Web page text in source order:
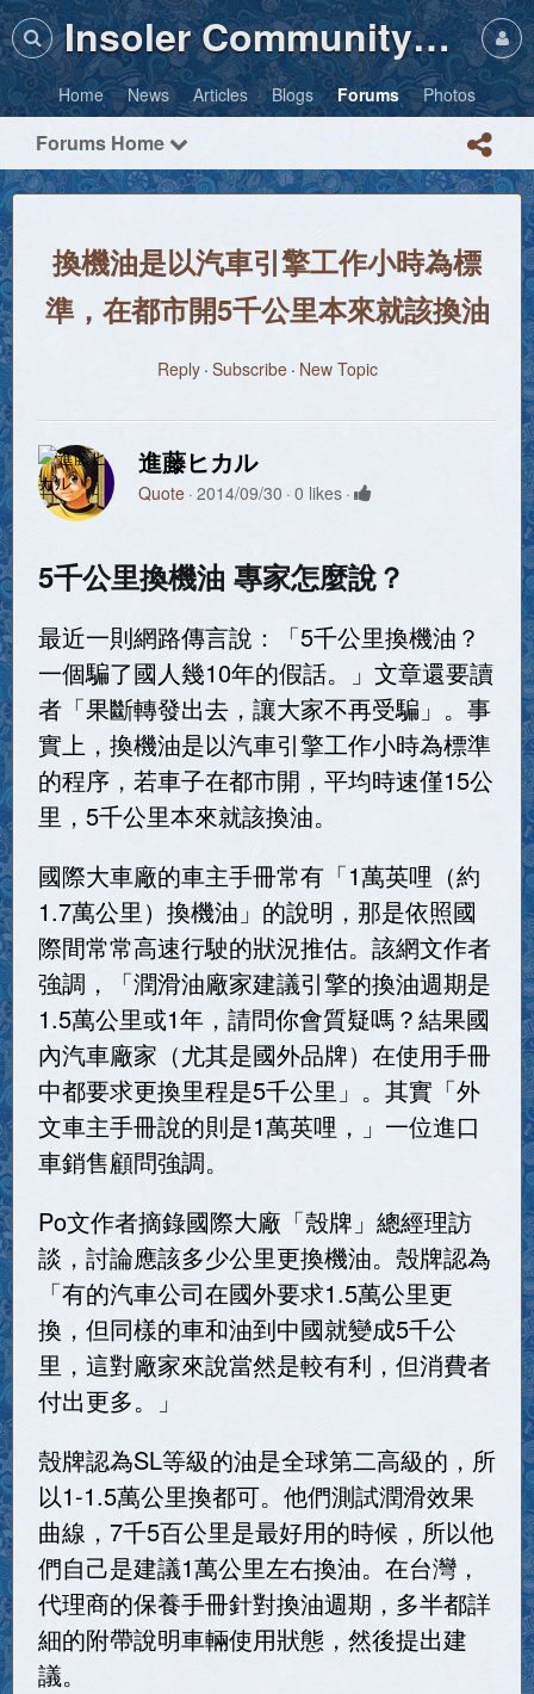
Insoler Community・Photos
Home News Articles Blogs Forums Photos
Forums Home
換機油是以汽車引擎工作小時為標
準，在都市開5千公里本來就該換油
Reply Subscribe New Topic
進藤ヒカル
Quote 2014/09/30 0 likes
5千公里換機油 專家怎麼說？
最近一則網路傳言說：「5千公里換機油？
一個騙了國人幾10年的假話。」文章還要讀
者「果斷轉發出去，讓大家不再受騙」。事
實上，換機油是以汽車引擎工作小時為標準
的程序，若車子在都市開，平均時速僅15公
里，5千公里本來就該換油。
國際大車廠的車主手冊常有「1萬英哩（約
1.7萬公里）換機油」的說明，那是依照國
際間常常高速行駛的狀況推估。該網文作者
強調，「潤滑油廠家建議引擎的換油週期是
1.5萬公里或1年，請問你會質疑嗎？結果國
內汽車廠家（尤其是國外品牌）在使用手冊
中都要求更換里程是5千公里」。其實「外
文車主手冊說的則是1萬英哩，」一位進口
車銷售顧問強調。
Po文作者摘錄國際大廠「殼牌」總經理訪
談，討論應該多少公里更換機油。殼牌認為
「有的汽車公司在國外要求1.5萬公里更
換，但同樣的車和油到中國就變成5千公
里，這對廠家來說當然是較有利，但消費者
付出更多。」
殼牌認為SL等級的油是全球第二高級的，所
以1-1.5萬公里換都可。他們測試潤滑效果
曲線，7千5百公里是最好用的時候，所以他
們自己是建議1萬公里左右換油。在台灣，
代理商的保養手冊針對換油週期，多半都詳
細的附帶說明車輛使用狀態，然後提出建
議。